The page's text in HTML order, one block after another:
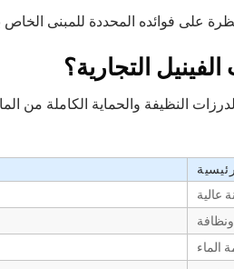
على فوائده المحددة للمبنى
التجارية؟
النظيفة والحماية الكاملة من
عالية
الماء